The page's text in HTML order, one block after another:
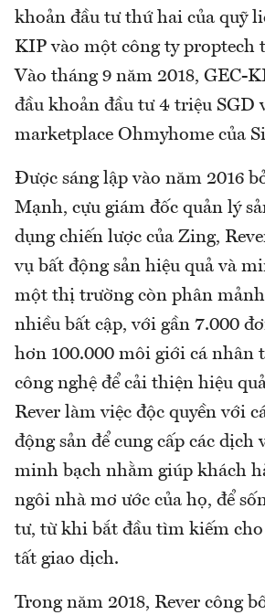
khoản đầu tư thứ hai của quỹ
KIP vào một công ty proptech
Vào tháng 9 năm 2018, GEC-
đầu khoản đầu tư 4 triệu SGD
marketplace Ohmyhome của
Được sáng lập vào năm 2016
Mạnh, cựu giám đốc quản lý
dụng chiến lược của Zing,
vụ bất động sản hiệu quả và
một thị trường còn phân
nhiều bất cập, với gần 7.000
hơn 100.000 môi giới cá nhân
công nghệ để cải thiện hiệu
Rever làm việc độc quyền với
động sản để cung cấp các dịch
minh bạch nhằm giúp khách
ngôi nhà mơ ước của họ, để
tư, từ khi bắt đầu tìm kiếm
tất giao dịch.
Trong năm 2018, Rever công